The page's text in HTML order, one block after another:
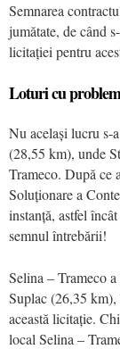
Semnarea
jumătate, de când
licitației pentru
Loturi cu
Nu același lucru s-
(28,55 km), unde
Trameco. După ce
Soluționare a
instanță, astfel
semnul întrebării!
Selina – Trameco
Suplac (26,35
această licitație.
local Selina –